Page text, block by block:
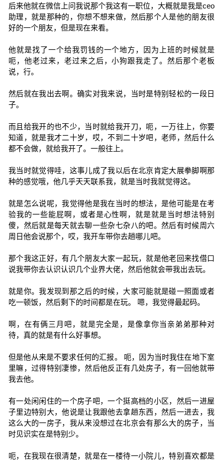
后来他就在微信上问我说那个我这有一职位，大概就是我是ceo
助理，就是那种的，你想不想来做，然后那个人是他的朋友很
好的一个朋友，但是现在来看。
他就是找了一个给我罚钱的一个地方，因为上班的时候就是
呃，他老过来，老过来之后，小狗跟我走了。然后那个老板
说，行。
然后就在我出去啊。确实对我来说，当时是特别轻松的一段日
子。
而且给我开的也不少，当时就给我开刀，呃，一万往上，你要
知道，就是我才二十岁，哎，不到二十岁吧，老师，然后什么
都不会做，就给我开了。一般往上。
我当时就觉得哇，这事儿成了我以后在北京肯定大展拳脚啊那
种的感觉哦，他几乎天天联系我，就是当时我就觉得这。
就是怎么说呢，我觉得他是我在当时的想法，是他可能是在考
验我的一些能屁啊，或者是心性啊，就是就是当时想法特别
傻，然后就是每天就去聊一些杂七杂八的吧。然后有时候周六
周日他会说那个，哎，我开车带你去趟哪儿吧。
那个我这正好，有几个朋友大家一起玩，就是他老回来找借口
说我带你去认识认识几个业界大佬，然后他就会带我出去玩。
就是你。我发现到那之后的时候，大家可能就是碰一照面或者
吃一顿饭，然后剩下的时间都是在玩。 嗯，我觉得最起码。
啊，在有俩三月吧，就是完全是，是像拿你当亲弟弟那种对
待，真的就是有什么好事想。
但是他从来是不要求任何的汇报。 呃，因为当时我住在地下室
里嘛，过得特别凄惨，然后他反正有几处房子，有一回他就带
我去他。
有一处闲闲住的一个房子吧，一个挺高档的小区，然后一进屋
子里边特别大，他说是让我跟他去拿趟东西，然后一进去，我
这么大的一房子，我从来没想过在北京会有那么大的房子，当
时见识实在是特别少。
呃，在我现在很清楚，就是在一楼待一小院儿，特别喜欢都是